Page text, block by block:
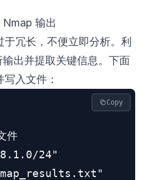
输出
冗长，不便立即分析。利
出并提取关键信息。下面
入文件：
件
24"
Copy